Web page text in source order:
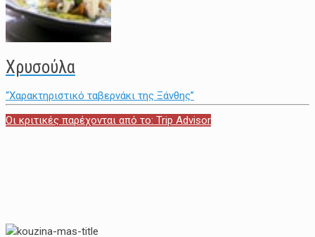
Χρυσούλα
“Χαρακτηριστικό ταβερνάκι της Ξάνθης”
Οι κριτικές παρέχονται από το: Trip Advisor